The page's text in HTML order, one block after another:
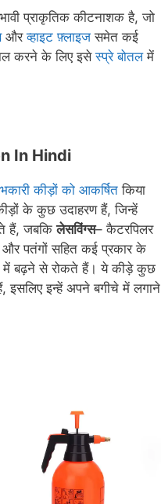
प्राकृतिक कीटनाशक है, जो
औरव्हाइट फ़्लाइज समेत कई
करने के लिए इसेस्प्रे बोतलमें
In Hindi
कीड़ों को आकर्षितकिया
के कुछ उदाहरण हैं, जिन्हें
हैं, जबकिलेसविंग्स– कैटरपिलर
पतंगों सहित कई प्रकार के
में बढ़ने से रोकते हैं। ये कीड़े कुछ
इसलिए इन्हें अपने बगीचे में लगाने